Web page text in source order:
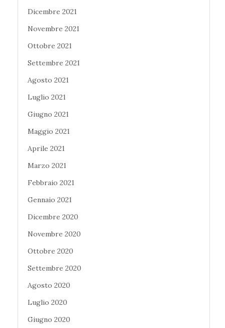
Dicembre 2021
Novembre 2021
Ottobre 2021
Settembre 2021
Agosto 2021
Luglio 2021
Giugno 2021
Maggio 2021
Aprile 2021
Marzo 2021
Febbraio 2021
Gennaio 2021
Dicembre 2020
Novembre 2020
Ottobre 2020
Settembre 2020
Agosto 2020
Luglio 2020
Giugno 2020